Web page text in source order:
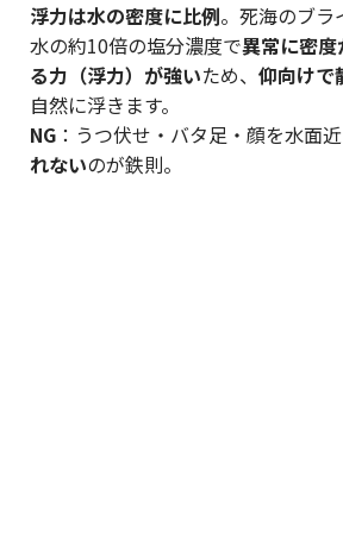
浮力は水の密度に比例。死海のブラ
水の約10倍の塩分濃度で異常に密度
る力（浮力）が強いため、 仰向けで
自然に浮きます。
NG ：うつ伏せ・バタ足・顔を水面近
れないのが鉄則。